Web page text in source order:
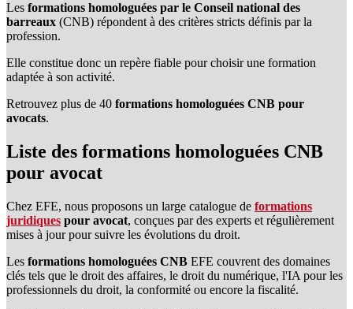
Les formations homologuées par le Conseil national des
barreaux (CNB) répondent à des critères stricts définis par la
profession.
Elle constitue donc un repère fiable pour choisir une formation
adaptée à son activité.
Retrouvez plus de 40 formations homologuées CNB pour
avocats.
Liste des formations homologuées CNB
pour avocat
Chez EFE, nous proposons un large catalogue de formations
juridiques pour avocat, conçues par des experts et régulièrement
mises à jour pour suivre les évolutions du droit.
Les formations homologuées CNB EFE couvrent des domaines
clés tels que le droit des affaires, le droit du numérique, l'IA pour les
professionnels du droit, la conformité ou encore la fiscalité.